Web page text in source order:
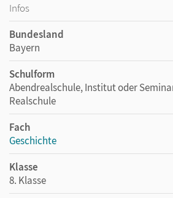
Infos
Bundesland
Bayern
Schulform
Abendrealschule, Institut oder
Realschule
Fach
Geschichte
Klasse
8. Klasse